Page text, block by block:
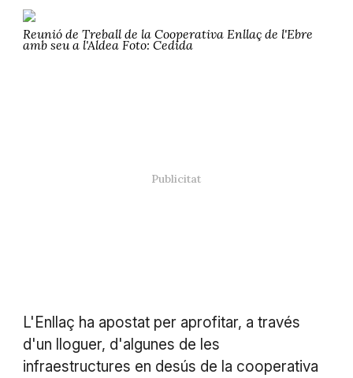
Reunió de Treball de la Cooperativa Enllaç de l'Ebre
amb seu a l'Aldea Foto: Cedida
L'Enllaç ha apostat per aprofitar, a través
d'un lloguer, d'algunes de les
infraestructures en desús de la cooperativa